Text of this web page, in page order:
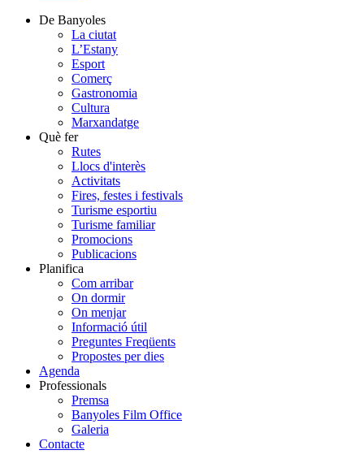
De Banyoles
La ciutat
L’Estany
Esport
Comerç
Gastronomia
Cultura
Marxandatge
Què fer
Rutes
Llocs d'interès
Activitats
Fires, festes i festivals
Turisme esportiu
Turisme familiar
Promocions
Publicacions
Planifica
Com arribar
On dormir
On menjar
Informació útil
Preguntes Freqüents
Propostes per dies
Agenda
Professionals
Premsa
Banyoles Film Office
Galeria
Contacte